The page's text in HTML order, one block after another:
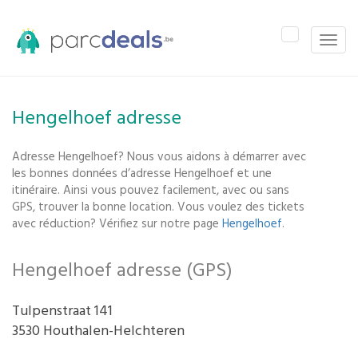
Toggle
Toggle
navigation
Hengelhoef adresse
Adresse Hengelhoef? Nous vous aidons à démarrer avec
les bonnes données d’adresse Hengelhoef et une
itinéraire. Ainsi vous pouvez facilement, avec ou sans
GPS, trouver la bonne location. Vous voulez des tickets
avec réduction? Vérifiez sur notre page Hengelhoef.
Hengelhoef adresse (GPS)
Tulpenstraat 141
3530 Houthalen-Helchteren